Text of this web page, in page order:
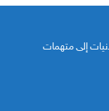
إلى متهمات